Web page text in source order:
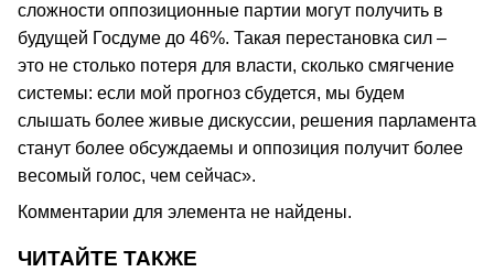
сложности оппозиционные партии могут получить в
будущей Госдуме до 46%. Такая перестановка сил –
это не столько потеря для власти, сколько смягчение
системы: если мой прогноз сбудется, мы будем
слышать более живые дискуссии, решения парламента
станут более обсуждаемы и оппозиция получит более
весомый голос, чем сейчас».
Комментарии для элемента не найдены.
ЧИТАЙТЕ ТАКЖЕ